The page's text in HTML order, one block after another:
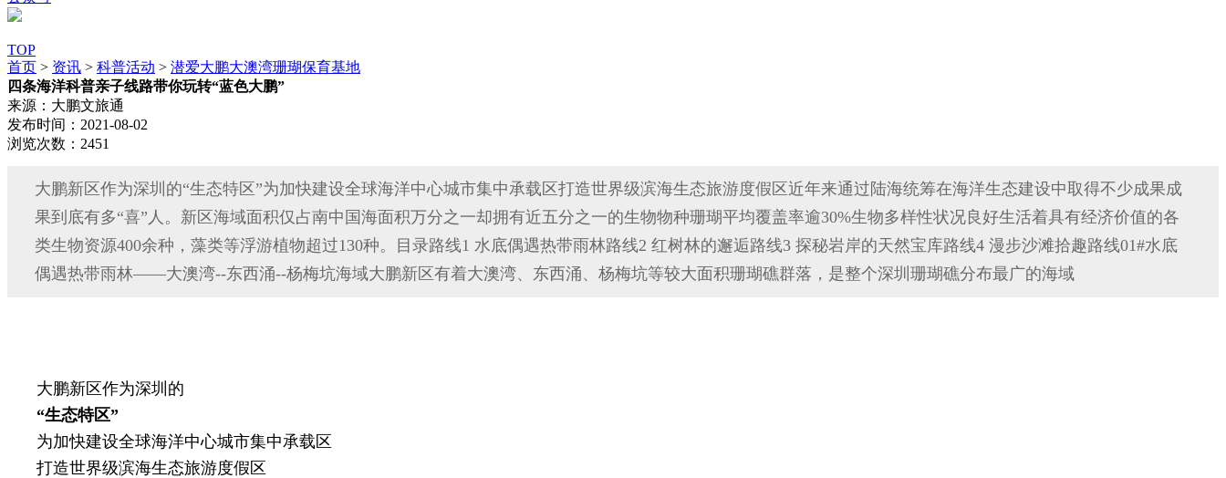
TOP
首页 > 资讯 > 科普活动 > 潜爱大鹏大澳湾珊瑚保育基地
四条海洋科普亲子线路带你玩转“蓝色大鹏”
来源： 大鹏文旅通
发布时间： 2021-08-02
浏览次数： 2451
大鹏新区作为深圳的“生态特区”为加快建设全球海洋中心城市集中承载区打造世界级滨海生态旅游度假区近年来通过陆海统筹在海洋生态建设中取得不少成果成
果到底有多“喜”人。新区海域面积仅占南中国海面积万分之一却拥有近五分之一的生物物种珊瑚平均覆盖率逾30%生物多样性状况良好生活着具有经济价值的各
类生物资源400余种，藻类等浮游植物超过130种。目录路线1 水底偶遇热带雨林路线2 红树林的邂逅路线3 探秘岩岸的天然宝库路线4 漫步沙滩拾趣路线01#水底
偶遇热带雨林——大澳湾--东西涌--杨梅坑海域大鹏新区有着大澳湾、东西涌、杨梅坑等较大面积珊瑚礁群落，是整个深圳珊瑚礁分布最广的海域
大鹏新区作为深圳的
“生态特区”
为加快建设全球海洋中心城市集中承载区
打造世界级滨海生态旅游度假区